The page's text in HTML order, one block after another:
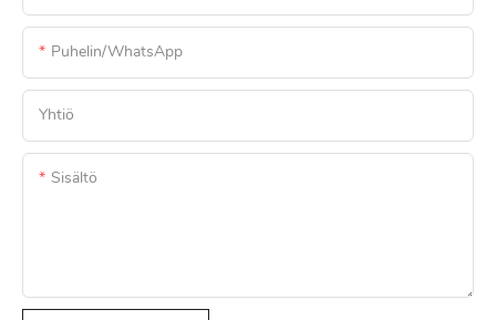
Puhelin/WhatsApp
Yhtiö
Sisältö